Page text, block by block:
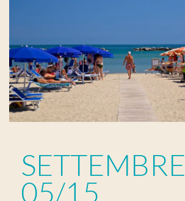
SETTEMBRE
05/15